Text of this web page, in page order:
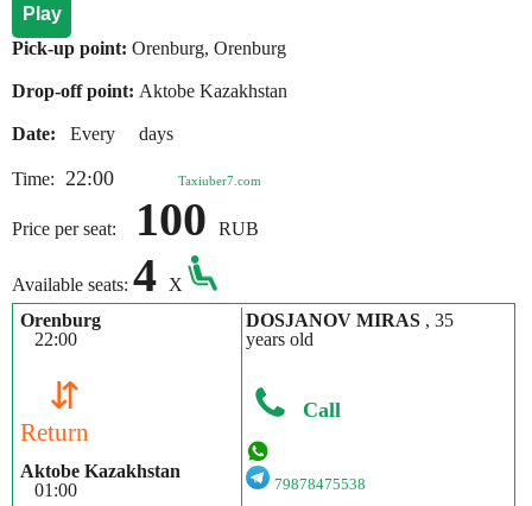
Play
Pick-up point: Orenburg, Orenburg
Drop-off point: Aktobe Kazakhstan
Date: Every days
Time: 22:00 Taxiuber7.com
Price per seat: 100 RUB
Available seats: 4
X
Orenburg
22:00
⇵
Return
Aktobe Kazakhstan
01:00
DOSJANOV MIRAS , 35
years old
Call
79878475538